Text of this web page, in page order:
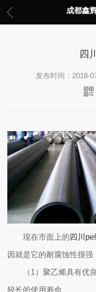
成都鑫
四
发布时间：2018-
现在市面上的 四川
因就是它的耐腐蚀性很强
（1）聚乙烯具有优
较长的使用寿命